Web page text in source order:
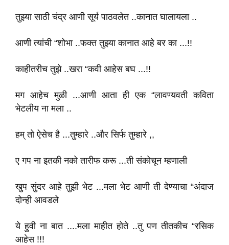
तुझ्या साठी चंद्र आणी सूर्य पाठवलेत ..कानात घालायला ..
आणी त्यांची “शोभा ..फक्त तुझ्या कानात आहे बर का ...!!
काहीतरीच तुझे ..खरा “कवी आहेस बघ ...!!
मग आहेच मुळी ...आणी आता ही एक “लावण्यवती कविता
भेटलीय ना मला ..
हम् तो ऐसेच है ...तुम्हारे ..और सिर्फ तुम्हारे ,,
ए गप ना इतकी नको तारीफ करू ...ती संकोचून म्हणाली
खुप सुंदर आहे तुझी भेट ...मला भेट आणी ती देण्याचा “अंदाज
दोन्ही आवडले
ये हुवी ना बात ....मला माहीत होते ..तु पण तीतकीच “रसिक
आहेस !!!